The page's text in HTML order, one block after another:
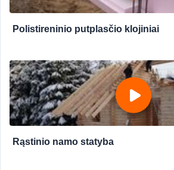
Polistireninio putplasčio klojiniai
Rąstinio namo statyba